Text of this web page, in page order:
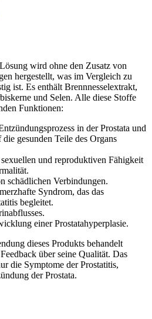
wird ohne den Zusatz von
hergestellt, was im Vergleich zu
ist. Es enthält Brennnesselextrakt,
und Selen. Alle diese Stoffe
Funktionen:
in der Prostata und
gesunden Teile des Organs
und reproduktiven Fähigkeit
schädlichen Verbindungen.
Syndrom, das das
begleitet.
einer Prostatahyperplasie.
dieses Produkts behandelt
über seine Qualität. Das
die Symptome der Prostatitis,
der Prostata.